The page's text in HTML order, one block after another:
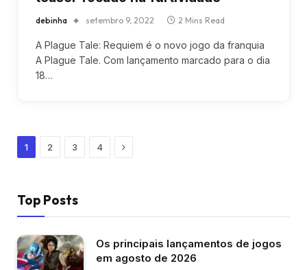
debinha setembro 9, 2022 2 Mins Read
A Plague Tale: Requiem é o novo jogo da franquia
A Plague Tale. Com lançamento marcado para o dia
18…
1 2 3 4 Next
Top Posts
Os principais lançamentos de jogos
em agosto de 2026